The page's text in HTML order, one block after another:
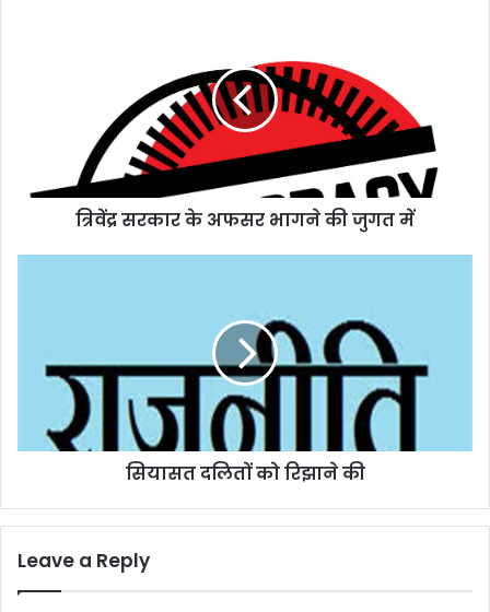
त्रिवेंद्र सरकार के अफसर भागने की जुगत में
सियासत दलितों को रिझाने की
Leave a Reply